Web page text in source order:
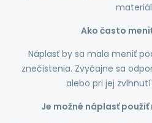
Ako často
Náplasť by sa mala meniť
znečistenia. Zvyčajne sa
alebo pri jej
Je možné náplasť